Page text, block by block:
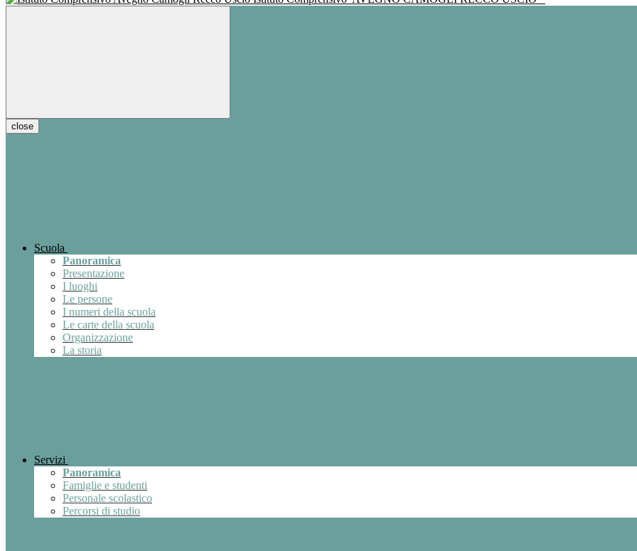
close
Scuola
Panoramica
Presentazione
I luoghi
Le persone
I numeri della scuola
Le carte della scuola
Organizzazione
La storia
Servizi
Panoramica
Famiglie e studenti
Personale scolastico
Percorsi di studio